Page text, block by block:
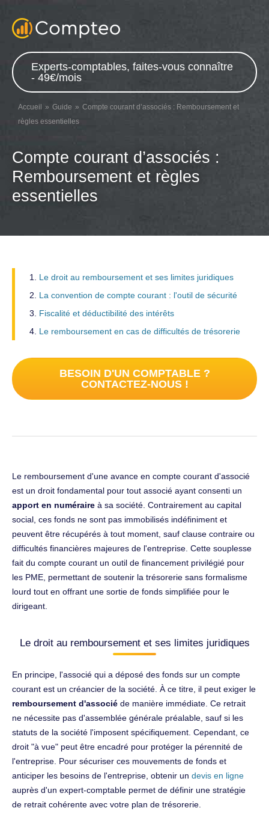
Experts-comptables, faites-vous connaître
- 49€/mois
Accueil Guide
Compte courant d’associés : Remboursement et
règles essentielles
Compte courant d’associés :
Remboursement et règles
essentielles
Le droit au remboursement et ses limites juridiques
La convention de compte courant : l'outil de sécurité
Fiscalité et déductibilité des intérêts
Le remboursement en cas de difficultés de trésorerie
BESOIN D'UN COMPTABLE ?
CONTACTEZ-NOUS !
Le remboursement d'une avance en compte courant d'associé
est un droit fondamental pour tout associé ayant consenti un
apport en numéraire à sa société. Contrairement au capital
social, ces fonds ne sont pas immobilisés indéfiniment et
peuvent être récupérés à tout moment, sauf clause contraire ou
difficultés financières majeures de l'entreprise. Cette souplesse
fait du compte courant un outil de financement privilégié pour
les PME, permettant de soutenir la trésorerie sans formalisme
lourd tout en offrant une sortie de fonds simplifiée pour le
dirigeant.
Le droit au remboursement et ses limites juridiques
En principe, l'associé qui a déposé des fonds sur un compte
courant est un créancier de la société. À ce titre, il peut exiger le
remboursement d'associé de manière immédiate. Ce retrait
ne nécessite pas d'assemblée générale préalable, sauf si les
statuts de la société l'imposent spécifiquement. Cependant, ce
droit "à vue" peut être encadré pour protéger la pérennité de
l'entreprise. Pour sécuriser ces mouvements de fonds et
anticiper les besoins de l'entreprise, obtenir un devis en ligne
auprès d'un expert-comptable permet de définir une stratégie
de retrait cohérente avec votre plan de trésorerie.